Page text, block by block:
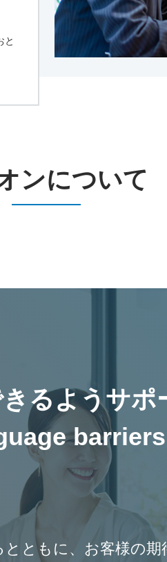
と
ンについて
るようサポ
ともに、お客様の